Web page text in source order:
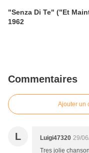
"Senza Di Te" ("Et
1962
Commentaires
Ajouter un
L Luigi47320 29/
Tres jolie